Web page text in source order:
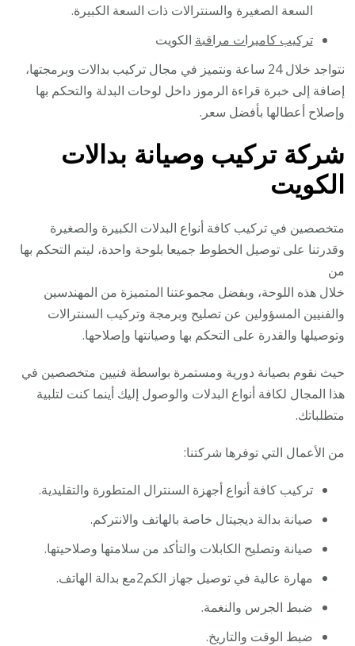
السعة الصغيرة والسنترالات ذات السعة الكبيرة.
تركيب كاميرات مراقبة الكويت
نتواجد خلال 24 ساعة ونتميز في مجال تركيب بدالات وبرمجتها،
إضافة إلى خبرة قراءة الرموز داخل لوحات البدلة والتحكم بها
وإصلاح أعطالها بأفضل سعر.
شركة تركيب وصيانة بدالات
الكويت
متخصصين في تركيب كافة أنواع البدلات الكبيرة والصغيرة
وقدرتنا على توصيل الخطوط جميعا بلوحة واحدة، ليتم التحكم بها
من
خلال هذه اللوحة، وبفضل مجموعتنا المتميزة من المهندسين
والفنيين المسؤولين عن تصليح وبرمجة وتركيب السنترالات
وتوصيلها والقدرة على التحكم بها وصيانتها وإصلاحها.
حيث نقوم بصيانة دورية ومستمرة بواسطة فنيين متخصصين في
هذا المجال لكافة أنواع البدلات والوصول إليك أينما كنت لتلبية
متطلباتك.
من الأعمال التي توفرها شركتنا:
تركيب كافة أنواع أجهزة السنترال المتطورة والتقليدية.
صيانة بدالة ديجيتال خاصة بالهاتف والانتركم.
صيانة وتصليح الكابلات والتأكد من سلامتها وصلاحيتها.
مهارة عالية في توصيل جهاز الكم2مع بدالة الهاتف.
ضبط الجرس والنغمة.
ضبط الوقت والتاريخ.